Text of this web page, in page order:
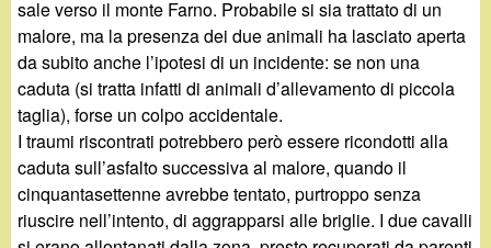
sale verso il monte Farno. Probabile si sia trattato di un
malore, ma la presenza dei due animali ha lasciato aperta
da subito anche l’ipotesi di un incidente: se non una
caduta (si tratta infatti di animali d’allevamento di piccola
taglia), forse un colpo accidentale.
I traumi riscontrati potrebbero però essere ricondotti alla
caduta sull’asfalto successiva al malore, quando il
cinquantasettenne avrebbe tentato, purtroppo senza
riuscire nell’intento, di aggrapparsi alle briglie. I due cavalli